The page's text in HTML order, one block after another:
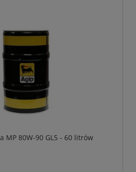
MP 80W-90 GL5 - 60 litrów